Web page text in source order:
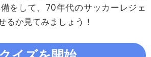
をして、70年代のサッカーレジェ
るか見てみましょう！